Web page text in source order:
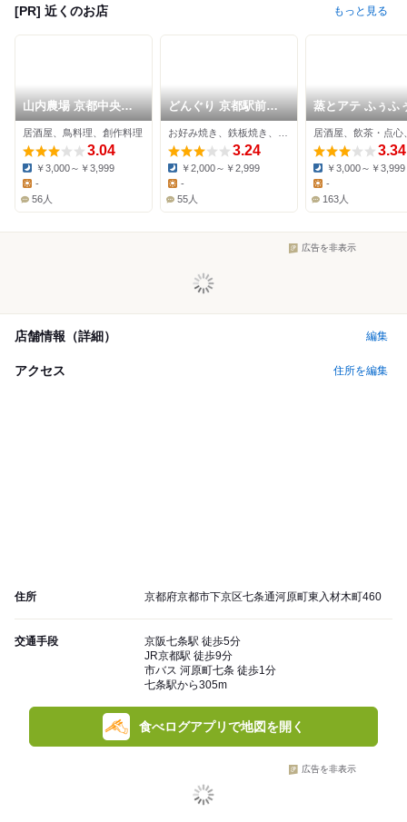
[PR] 近くのお店 もっと見る
山内農場 京都中央口
駅前店
居酒屋、鳥料理、創作料理
3.04
Dinner:
￥3,000～￥3,999
Lunch:
-
56人
どんぐり 京都駅前・
東店
3.24
Dinner:
￥2,000～￥2,999
Lunch:
-
55人
蒸とアテ ふぅふ
都駅前店
3.34
Dinner:
￥3,000～￥3,999
-
163人
広告を非表示
店舗情報（詳細） 編集
アクセス 住所を編集
住所 京都府京都市下京区七条通河原町東入材木町460
交通手段
京阪七条駅 徒歩5分
JR京都駅 徒歩9分
市バス 河原町七条 徒歩1分
七条駅から305m
食べログアプリで地図を開く
広告を非表示